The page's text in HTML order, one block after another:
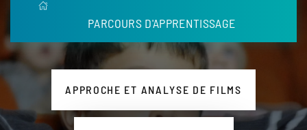
PARCOURS D'APPRENTISSAGE
APPROCHE ET ANALYSE DE FILMS